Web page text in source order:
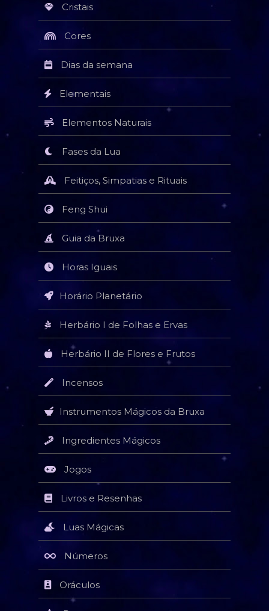
Cristais
Cores
Dias da semana
Elementais
Elementos Naturais
Fases da Lua
Feitiços, Simpatias e Rituais
Feng Shui
Guia da Bruxa
Horas Iguais
Horário Planetário
Herbário I de Folhas e Ervas
Herbário II de Flores e Frutos
Incensos
Instrumentos Mágicos da Bruxa
Ingredientes Mágicos
Jogos
Livros e Resenhas
Luas Mágicas
Números
Oráculos